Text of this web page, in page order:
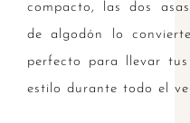
compacto, las dos
de algodón lo
perfecto para llevar tus
estilo durante todo el